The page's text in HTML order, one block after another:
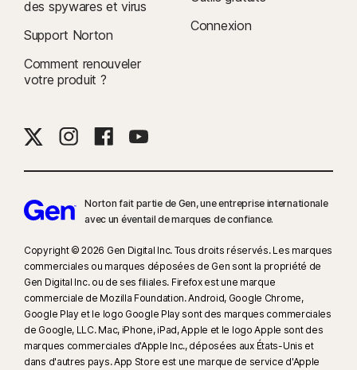
des spywares et virus
Support Norton
Comment renouveler
votre produit ?
Connexion
Norton fait partie de Gen, une entreprise internationale
avec un éventail de marques de confiance.​
Copyright © 2026 Gen Digital Inc. Tous droits réservés. Les marques
commerciales ou marques déposées de Gen sont la propriété de
Gen Digital Inc. ou de ses filiales. Firefox est une marque
commerciale de Mozilla Foundation. Android, Google Chrome,
Google Play et le logo Google Play sont des marques commerciales
de Google, LLC. Mac, iPhone, iPad, Apple et le logo Apple sont des
marques commerciales d'Apple Inc., déposées aux États-Unis et
dans d'autres pays. App Store est une marque de service d'Apple